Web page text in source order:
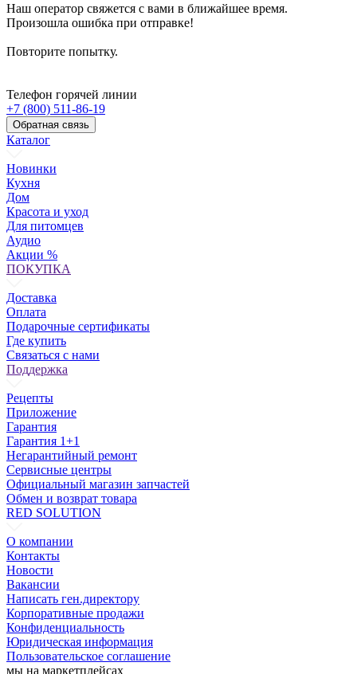
Наш оператор свяжется с вами в ближайшее время.
Произошла ошибка при отправке!
Повторите попытку.
Телефон горячей линии
+7 (800) 511-86-19
Обратная связь
Каталог
Новинки
Кухня
Дом
Красота и уход
Для питомцев
Аудио
Акции %
ПОКУПКА
Доставка
Оплата
Подарочные сертификаты
Где купить
Связаться с нами
Поддержка
Рецепты
Приложение
Гарантия
Гарантия 1+1
Негарантийный ремонт
Сервисные центры
Официальный магазин запчастей
Обмен и возврат товара
RED SOLUTION
О компании
Контакты
Новости
Вакансии
Написать ген.директору
Корпоративные продажи
Конфиденциальность
Юридическая информация
Пользовательское соглашение
мы на маркетплейсах